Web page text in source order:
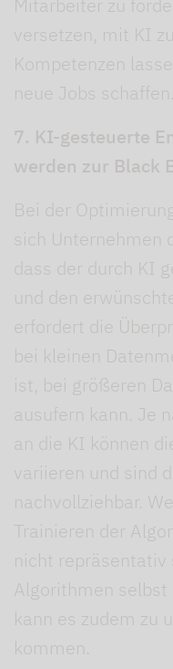
Mitarbeiter zu
versetzen, mit KI
Kompetenzen
neue Jobs schaffen.
7. KI-gesteuerte
werden zur Black
Bei der
sich Unternehmen
dass der durch KI
und den
erfordert die
bei kleinen
ist, bei größeren
ausufern kann. Je
an die KI können
variieren und sind
nachvollziehbar.
Trainieren der
nicht repräsentativ
Algorithmen
kann es zudem zu
kommen.